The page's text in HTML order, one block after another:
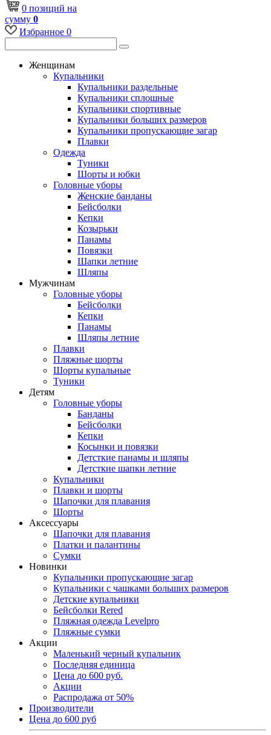
0 позиций на
сумму 0
Избранное 0
Женщинам
Купальники
Купальники раздельные
Купальники сплошные
Купальники спортивные
Купальники больших размеров
Купальники пропускающие загар
Плавки
Одежда
Туники
Шорты и юбки
Головные уборы
Женские банданы
Бейсболки
Кепки
Козырьки
Панамы
Повязки
Шапки летние
Шляпы
Мужчинам
Головные уборы
Бейсболки
Кепки
Панамы
Шляпы летние
Плавки
Пляжные шорты
Шорты купальные
Туники
Детям
Головные уборы
Банданы
Бейсболки
Кепки
Косынки и повязки
Детсткие панамы и шляпы
Детсткие шапки летние
Купальники
Плавки и шорты
Шапочки для плавания
Шорты
Аксессуары
Шапочки для плавания
Платки и палантины
Сумки
Новинки
Купальники пропускающие загар
Купальники с чашками больших размеров
Детские купальники
Бейсболки Rered
Пляжная одежда Levelpro
Пляжные сумки
Акции
Маленький черный купальник
Последняя единица
Цена до 600 руб.
Акции
Распродажа от 50%
Производители
Цена до 600 руб